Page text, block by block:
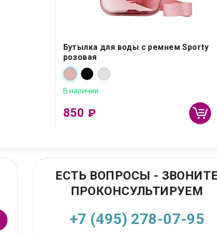
Бутылка для воды с ремнем Sporty
розовая
В наличии
850₽
ЕСТЬ ВОПРОСЫ -
ПРОКОНСУЛЬТИРУЕМ
+7 (495) 278-07-95